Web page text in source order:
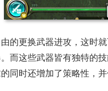
的更换武器进攻，这时
而这些武器皆有独特的
同时还增加了策略性，